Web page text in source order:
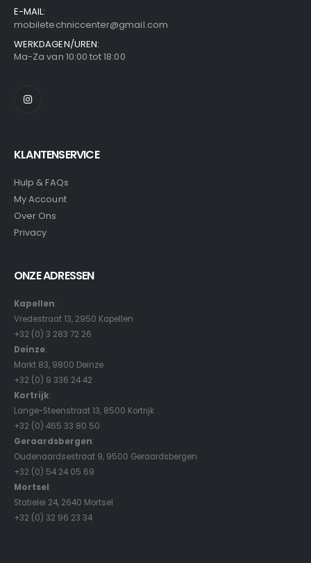
E-MAIL:
mobiletechniccenter@gmail.com
WERKDAGEN/UREN:
Ma-Za van 10:00 tot 18:00
KLANTENSERVICE
Hulp & FAQs
My Account
Over Ons
Privacy
ONZE ADRESSEN
Kapellen:
Vredestraat 13, 2950 Kapellen
+32 (0) 3 283 72 26
Deinze:
Markt 83, 9800 Deinze
+32 (0) 9 336 24 42
Kortrijk:
Lange-Steenstraat 13, 8500 Kortrijk
+32 (0) 465 33 80 50
Geraardsbergen:
Oudenaardsestraat 9, 9500 Geraardsbergen
+32 (0) 54 24 05 69
Mortsel:
Statielei 24, 2640 Mortsel
+32 (0) 32 96 23 34